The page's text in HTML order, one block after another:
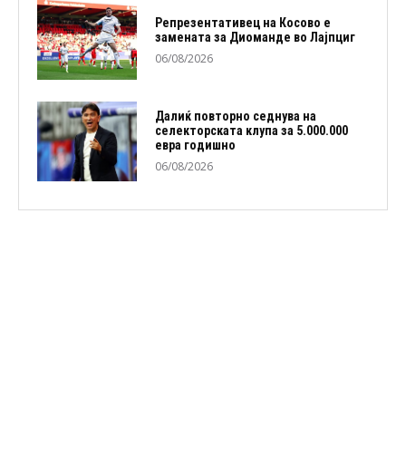
Репрезентативец на Косово е
замената за Диоманде во Лајпциг
06/08/2026
Далиќ повторно седнува на
селекторската клупа за 5.000.000
евра годишно
06/08/2026